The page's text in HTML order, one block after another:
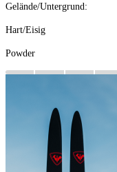
Gelände/Untergrund:
Hart/Eisig
Powder